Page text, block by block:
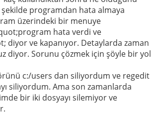
şekilde programdan hata almaya
üzerindeki bir menuye
hata verdi ve
diyor ve kapanıyor. Detaylarda zaman
diyor. Sorunu çözmek için şöyle bir yol
c:/users dan siliyordum ve regedit
siliyordum. Ama son zamanlarda
bir iki dosyayı silemiyor ve